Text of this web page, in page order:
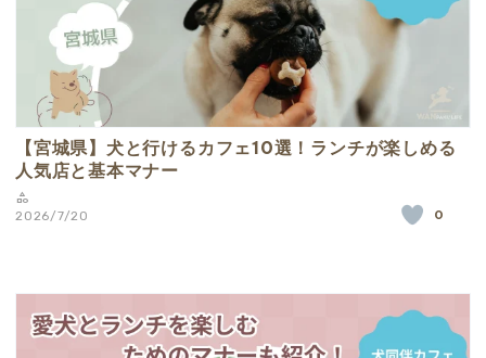
【宮城県】犬と行けるカフェ10選！ランチが楽しめる
人気店と基本マナー
2026/7/20 0